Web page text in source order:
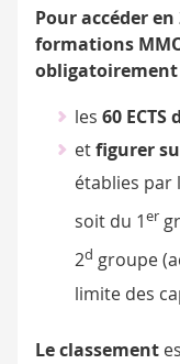
Pour accéder en
formations
les 60 ECTS
etfigurer
établies par
soit du 1er
2d groupe
limite des
Le classement